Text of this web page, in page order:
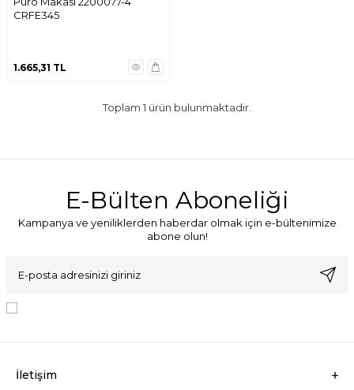
CRFE345
1.665,31 TL
Toplam 1 ürün bulunmaktadır.
E-Bülten Aboneliği
Kampanya ve yeniliklerden haberdar olmak için e-bültenimize
abone olun!
İletişim